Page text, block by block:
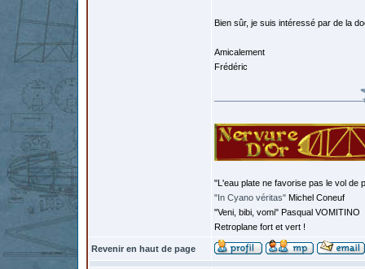
Bien sûr, je suis intéressé par de la
Amicalement
Frédéric
"L'eau plate ne favorise pas le vol de
"In Cyano véritas" Michel Coneuf
"Veni, bibi, vomi" Pasqual VOMITINO
Retroplane fort et vert !
Revenir en haut de page